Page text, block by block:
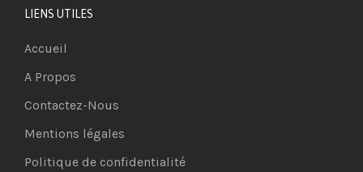
LIENS UTILES
Accueil
A Propos
Contactez-Nous
Mentions légales
Politique de confidentialité